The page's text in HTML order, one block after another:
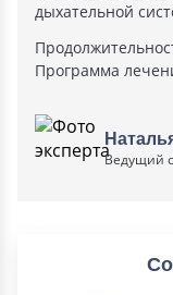
дыхательной
Программа
Ведущий